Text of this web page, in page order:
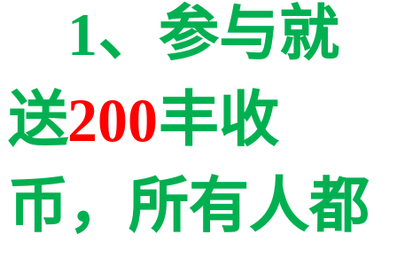
1、参与就
送200丰收
币，所有人都